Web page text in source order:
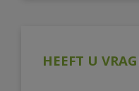
HEEFT U